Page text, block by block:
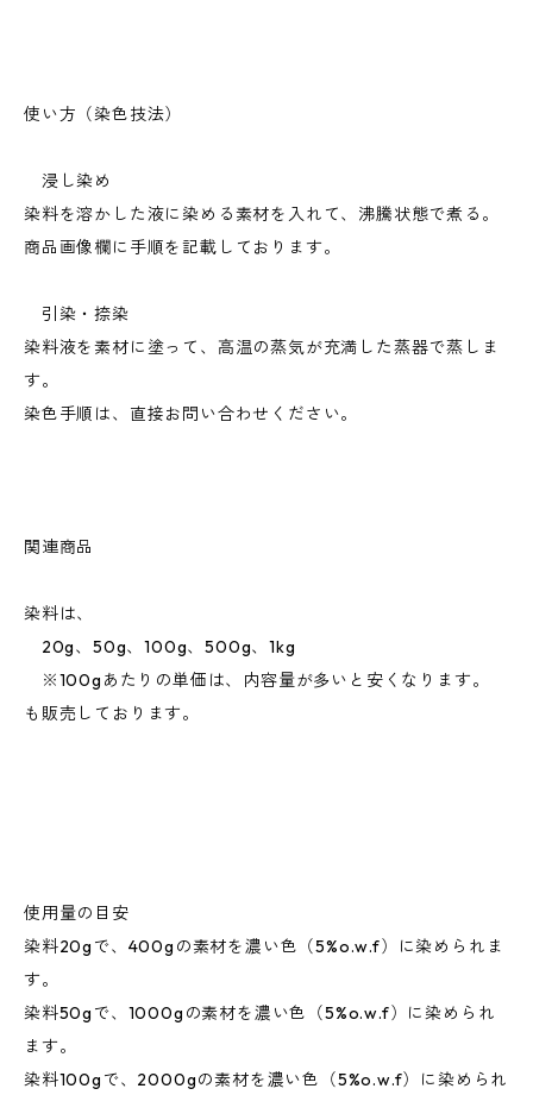
使い方（染色技法）
浸し染め
染料を溶かした液に染める素材を入れて、沸騰状態で煮る。
商品画像欄に手順を記載しております。
引染・捺染
染料液を素材に塗って、高温の蒸気が充満した蒸器で蒸しま
す。
染色手順は、直接お問い合わせください。
関連商品
染料は、
20g、50g、100g、500g、1kg
※100gあたりの単価は、内容量が多いと安くなります。
も販売しております。
使用量の目安
染料20gで、400gの素材を濃い色（5%o.w.f）に染められま
す。
染料50gで、1000gの素材を濃い色（5%o.w.f）に染められ
ます。
染料100gで、2000gの素材を濃い色（5%o.w.f）に染められ